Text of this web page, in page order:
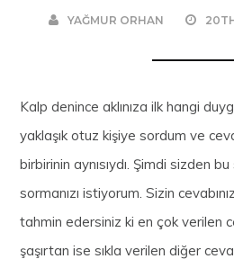
YAĞMUR ORHAN
Kalp denince aklınıza ilk hangi
yaklaşık otuz kişiye sordum ve
birbirinin aynısıydı. Şimdi sizden
sormanızı istiyorum. Sizin
tahmin edersiniz ki en çok verilen
şaşırtan ise sıkla verilen diğer